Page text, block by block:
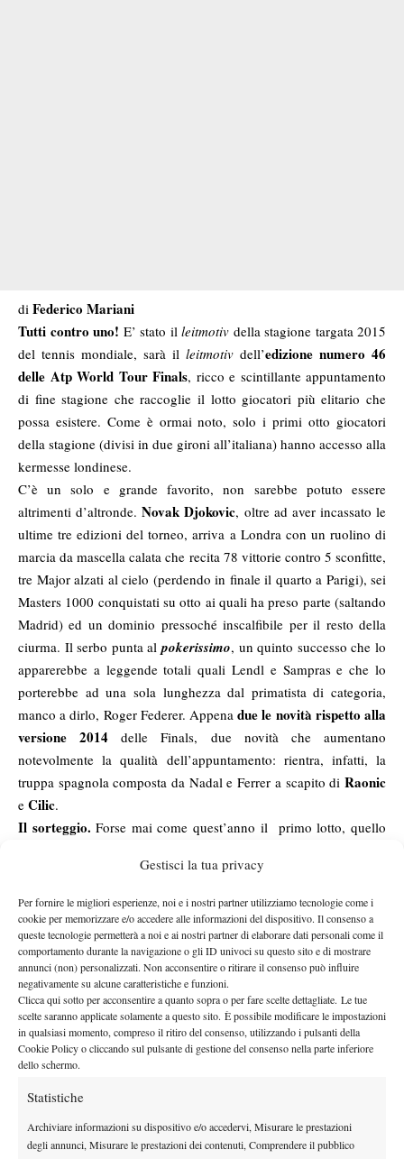
Gestisci la tua privacy
Per fornire le migliori esperienze, noi e i nostri partner utilizziamo tecnologie come i
cookie per memorizzare e/o accedere alle informazioni del dispositivo. Il consenso a
queste tecnologie permetterà a noi e ai nostri partner di elaborare dati personali come il
comportamento durante la navigazione o gli ID univoci su questo sito e di mostrare
annunci (non) personalizzati. Non acconsentire o ritirare il consenso può influire
negativamente su alcune caratteristiche e funzioni.
Clicca qui sotto per acconsentire a quanto sopra o per fare scelte dettagliate. Le tue
scelte saranno applicate solamente a questo sito. È possibile modificare le impostazioni
in qualsiasi momento, compreso il ritiro del consenso, utilizzando i pulsanti della
Cookie Policy o cliccando sul pulsante di gestione del consenso nella parte inferiore
dello schermo.
Statistiche
Archiviare informazioni su dispositivo e/o accedervi, Misurare le prestazioni
degli annunci, Misurare le prestazioni dei contenuti, Comprendere il pubblico
di Federico Mariani
Tutti contro uno! E’ stato il leitmotiv della stagione targata 2015
del tennis mondiale, sarà il leitmotiv dell’edizione numero 46
delle Atp World Tour Finals, ricco e scintillante appuntamento
di fine stagione che raccoglie il lotto giocatori più elitario che
possa esistere. Come è ormai noto, solo i primi otto giocatori
della stagione (divisi in due gironi all’italiana) hanno accesso alla
kermesse londinese.
C’è un solo e grande favorito, non sarebbe potuto essere
altrimenti d’altronde.Novak Djokovic, oltre ad aver incassato le
ultime tre edizioni del torneo, arriva a Londra con un ruolino di
marcia da mascella calata che recita 78 vittorie contro 5 sconfitte,
tre Major alzati al cielo (perdendo in finale il quarto a Parigi), sei
Masters 1000 conquistati su otto ai quali ha preso parte (saltando
Madrid) ed un dominio pressoché inscalfibile per il resto della
ciurma. Il serbo punta alpokerissimo, un quinto successo che lo
apparerebbe a leggende totali quali Lendl e Sampras e che lo
porterebbe ad una sola lunghezza dal primatista di categoria,
manco a dirlo, Roger Federer. Appenadue le novità rispetto alla
versione 2014 delle Finals, due novità che aumentano
notevolmente la qualità dell’appuntamento: rientra, infatti, la
truppa spagnola composta da Nadal e Ferrer a scapito di Raonic
e Cilic.
Il sorteggio.Forse mai come quest’anno il primo lotto, quello
specifico di vitale importanza. Avere questo Djokovic o un
Murray magari distratto dalle sirene della prossima finale di
Coppa Davis in programma su terra è in grado di fare tutta la
differenza del mondo per quanto concerne gli altri sei
competitors.
Gruppo Stan Smith – (Djokovic, Federer, Berdych, Nishikori).
Il primo gruppo, che da quest’anno omaggia col nomeStan
Smith(il primo Maestro che si aggiudicò il titolo nel 1970 a
Tokyo) viene ovviamente capeggiato daNovak Djokovic
Kei Nishikori
serbo e del basilese che, insieme, han saputo fagocitare qualcosa
come dieci delle ultime dodici edizioni del torneo.